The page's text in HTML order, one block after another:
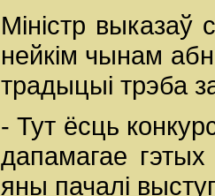
Міністр
нейкім чынам
традыцыі трэба
- Тут ёсць
дапамагае
яны пачалі